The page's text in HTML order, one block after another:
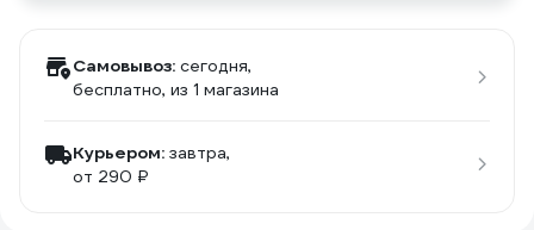
Самовывоз: сегодня,
бесплатно, из 1 магазина
Курьером: завтра,
от 290 ₽